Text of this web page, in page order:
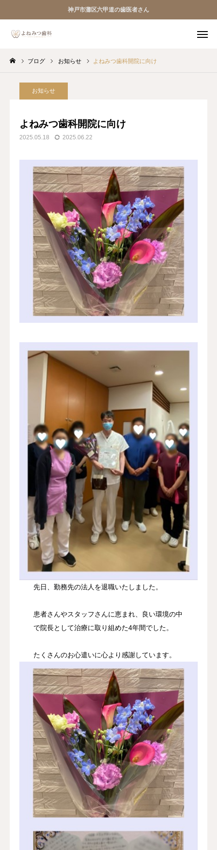
神戸市灘区六甲道の歯医者さん
ブログ お知らせ よねみつ歯科開院に向け
お知らせ
よねみつ歯科開院に向け
2025.05.18 2025.06.22
先日、勤務先の法人を退職いたしました。
患者さんやスタッフさんに恵まれ、良い環境の中
で院長として治療に取り組めた4年間でした。
たくさんのお心遣いに心より感謝しています。
初診専用 Web予約
TEL
医院案内